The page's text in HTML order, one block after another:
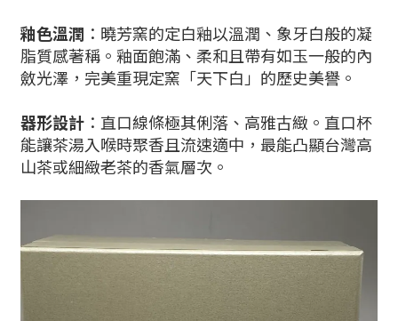
釉色溫潤 ：曉芳窯的定白釉以溫潤、象牙白般的凝
脂質感著稱。釉面飽滿、柔和且帶有如玉一般的內
斂光澤，完美重現定窯「天下白」的歷史美譽。
器形設計 ：直口線條極其俐落、高雅古緻。直口杯
能讓茶湯入喉時聚香且流速適中，最能凸顯台灣高
山茶或細緻老茶的香氣層次。